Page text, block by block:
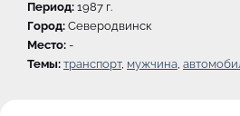
Период: 1987 г.
Город: Северодвинск
Место: -
Темы: транспорт, мужчина,